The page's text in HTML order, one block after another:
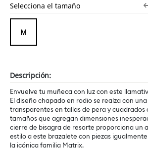
Selecciona el tamaño
M
Descripción:
Envuelve tu muñeca con luz con este
El diseño chapado en rodio se realza con
transparentes en tallas de pera y cuadrados
tamaños que agregan dimensiones
cierre de bisagra de resorte proporciona un
estilo a este brazalete con piezas
la icónica familia Matrix.